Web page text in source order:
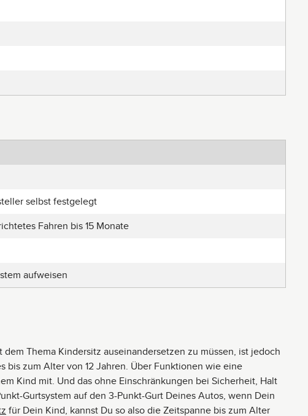
selbst festgelegt
Fahren bis 15 Monate
aufweisen
Thema Kindersitz auseinandersetzen zu müssen, ist jedoch
bis zum Alter von 12 Jahren. Über Funktionen wie eine
Kind mit. Und das ohne Einschränkungen bei Sicherheit, Halt
Gurtsystem auf den 3-Punkt-Gurt Deines Autos, wenn Dein
für Dein Kind, kannst Du so also die Zeitspanne bis zum Alter